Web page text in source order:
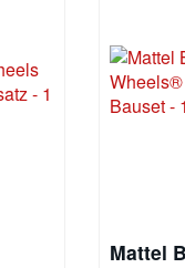
Mattel